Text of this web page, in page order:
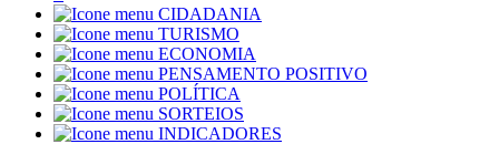
CIDADANIA
TURISMO
ECONOMIA
PENSAMENTO POSITIVO
POLÍTICA
SORTEIOS
INDICADORES